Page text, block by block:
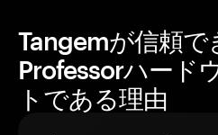
Tangemが信頼で
Professorハード
トである理由